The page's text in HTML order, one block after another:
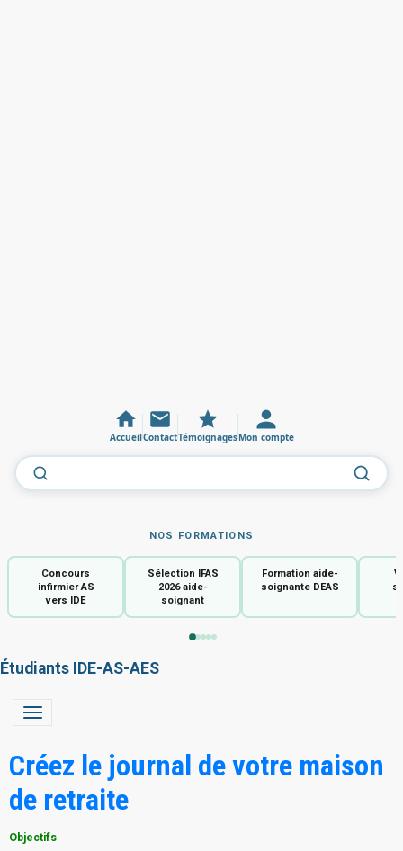
AccueilContactTémoignagesMon compte
NOS FORMATIONS
Concours
infirmier AS
vers IDE
Sélection IFAS
2026 aide-
soignant
Formation aide-
soignante DEAS
Étudiants IDE-AS-AES
Créez le journal de votre maison
de retraite
Objectifs